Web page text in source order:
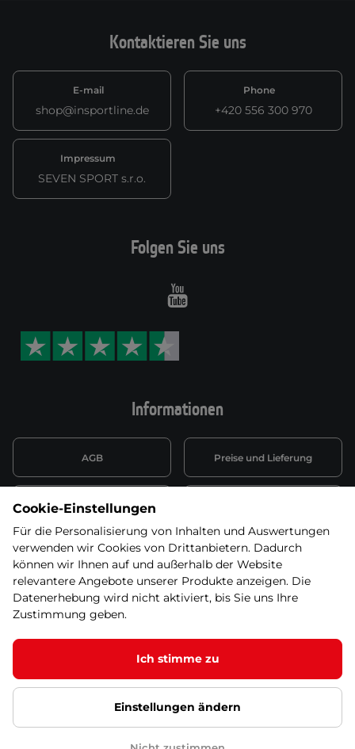
Dieses Produkt ist nicht mehr in unserem
Angebot. Wählen Sie bitte eine der Alternativen
Kontaktieren Sie uns
E-mail
shop@insportline.de
Phone
+420 556 300 970
Impressum
SEVEN SPORT s.r.o.
Informationen
AGB Preise und Lieferung
Datenschutzerklärung
Wiederufsbelehrung mit Link
zum Formular
Batterieentsorgung
Informationen zu Elektro-
und Elektonikgeräten
Widerruf erklären
Folgen Sie uns
Youtube
© 2026 SEVEN SPORT s.r.o Alle Rechte vorbehalten1
Datenschutzgrundsätze Google Datenschutz Google
Partnerseiten Cookie-Einstellungen
Cookie-Einstellungen
Für die Personalisierung von Inhalten und Auswertungen
verwenden wir Cookies von Drittanbietern. Dadurch
können wir Ihnen auf und außerhalb der Website
relevantere Angebote unserer Produkte anzeigen. Die
Datenerhebung wird nicht aktiviert, bis Sie uns Ihre
Zustimmung geben.
Ich stimme zu
Einstellungen ändern